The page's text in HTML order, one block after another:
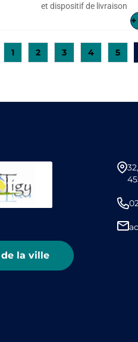
et dispositif de livraison
+
1 2 3 4 5
la ville